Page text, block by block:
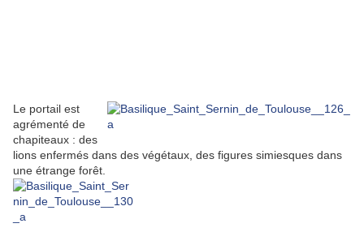
Le portail est
agrémenté de
chapiteaux : des
lions enfermés dans des végétaux, des figures simiesques dans
une étrange forêt.